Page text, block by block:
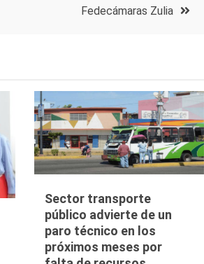
Fedecámaras Zulia
Sector transporte
público advierte de un
paro técnico en los
próximos meses por